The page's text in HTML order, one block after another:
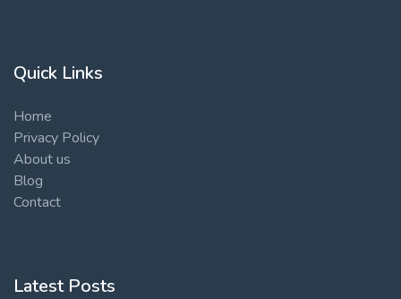
Quick Links
Home
Privacy Policy
About us
Blog
Contact
Latest Posts